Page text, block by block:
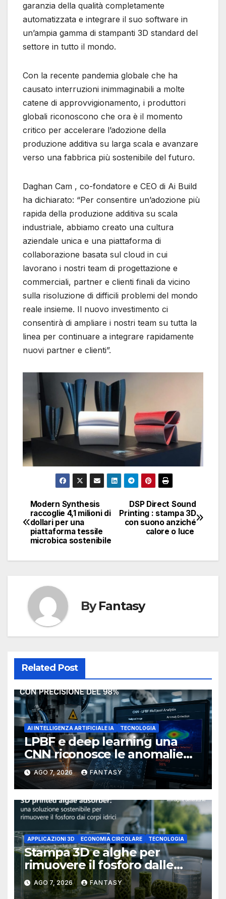
garanzia della qualità completamente
automatizzata e integrare il suo software in
un’ampia gamma di stampanti 3D standard del
settore in tutto il mondo.
Con la recente pandemia globale che ha
causato interruzioni inimmaginabili a molte
catene di approvvigionamento, i produttori
globali riconoscono che ora è il momento
critico per accelerare l’adozione della
produzione additiva su larga scala e avanzare
verso una fabbrica più sostenibile del futuro.
Daghan Cam , co-fondatore e CEO di Ai Build
ha dichiarato: “Per consentire un’adozione più
rapida della produzione additiva su scala
industriale, abbiamo creato una cultura
aziendale unica e una piattaforma di
collaborazione basata sul cloud in cui
lavorano i nostri team di progettazione e
commerciali, partner e clienti finali da vicino
sulla risoluzione di difficili problemi del mondo
reale insieme. Il nuovo investimento ci
consentirà di ampliare i nostri team su tutta la
linea per continuare a integrare rapidamente
nuovi partner e clienti”.
Navigazione
articoli
DSP Direct Sound
Printing : stampa 3D
con suono anziché
calore o luce
Modern Synthesis
raccoglie 4,1 milioni di
dollari per una
piattaforma tessile
microbica sostenibile
ByFantasy
Related Post
AI INTELLIGENZA ARTIFICIALE IA TECNOLOGIA
LPBF e deep learning una
CNN riconosce le anomalie
del bagno di fusione
AGO 7, 2026 FANTASY
APPLICAZIONI 3D ECONOMIA CIRCOLARE TECNOLOGIA
Stampa 3D e alghe per
rimuovere il fosforo dalle
acque il progetto della
Florida Atlantic University
AGO 7, 2026 FANTASY